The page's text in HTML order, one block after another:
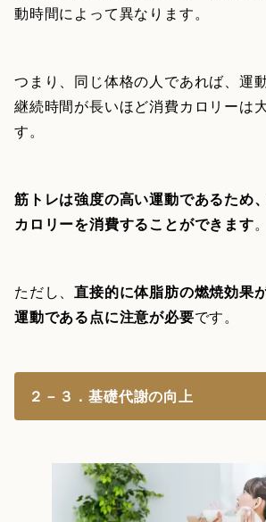
動時間によって異なります。
つまり、同じ体格の人であれば、運
継続時間が長いほど消費カロリーは
す。
筋トレは強度の高い運動であるため
カロリーを消費することができます。
ただし、直接的に体脂肪の燃焼効果
運動である点に注意が必要です。
２－３．基礎代謝の向上